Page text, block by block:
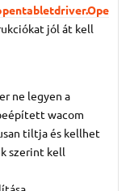
jól át kell
ne legyen a
wacom
tiltja és kellhet
szerint kell